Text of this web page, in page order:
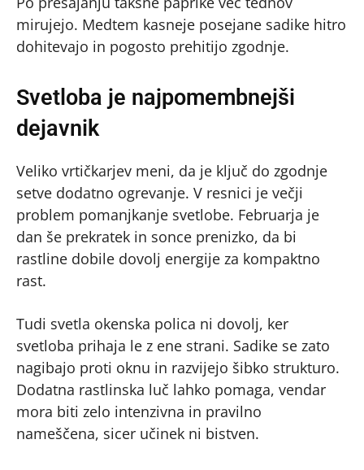
mirujejo. Medtem kasneje posejane sadike hitro
dohitevajo in pogosto prehitijo zgodnje.
Svetloba je najpomembnejši
dejavnik
Veliko vrtičkarjev meni, da je ključ do zgodnje
setve dodatno ogrevanje. V resnici je večji
problem pomanjkanje svetlobe. Februarja je
dan še prekratek in sonce prenizko, da bi
rastline dobile dovolj energije za kompaktno
rast.
Tudi svetla okenska polica ni dovolj, ker
svetloba prihaja le z ene strani. Sadike se zato
nagibajo proti oknu in razvijejo šibko strukturo.
Dodatna rastlinska luč lahko pomaga, vendar
mora biti zelo intenzivna in pravilno
nameščena, sicer učinek ni bistven.